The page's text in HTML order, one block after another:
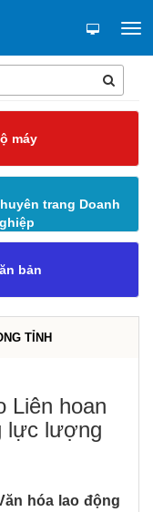
máy
trang Doanh
bản
TỈNH
Liên hoan
lực lượng
hóa lao động